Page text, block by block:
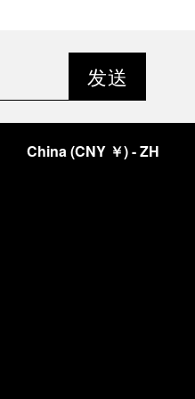
发送
China(CNY ￥)- ZH